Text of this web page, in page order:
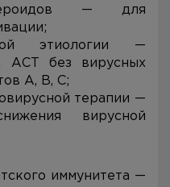
— для
этиологии —
АСТ без вирусных
А, В, С;
терапии —
вирусной
иммунитета —